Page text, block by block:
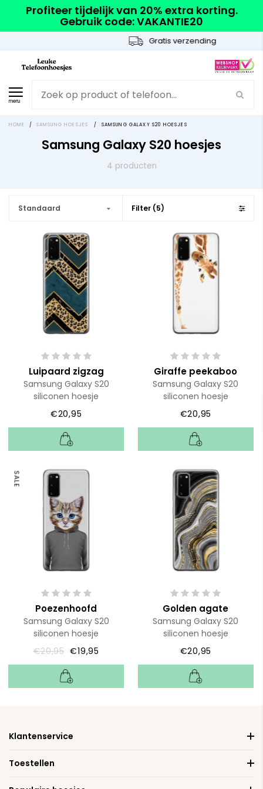
Profiteer tijdelijk van 20% extra korting.
Gebruik code: VAKANTIE20
Gratis verzending
menu
HOME / SAMSUNG HOESJES / SAMSUNG GALAXY S20 HOESJES
Samsung Galaxy S20 hoesjes
4 producten
Standaard Filter (5)
Luipaard zigzag
Samsung Galaxy S20
siliconen hoesje
€20,95
Giraffe peekaboo
Samsung Galaxy S20
siliconen hoesje
€20,95
SALE
Poezenhoofd
Samsung Galaxy S20
siliconen hoesje
€20,95 €19,95
Golden agate
Samsung Galaxy S20
siliconen hoesje
€20,95
Klantenservice
Toestellen